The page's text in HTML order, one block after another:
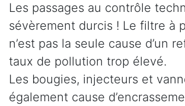
Les passages au contrôle
sévèrement durcis ! Le filtre à
n’est pas la seule cause d’un
taux de pollution trop élevé.
Les bougies, injecteurs et
également cause